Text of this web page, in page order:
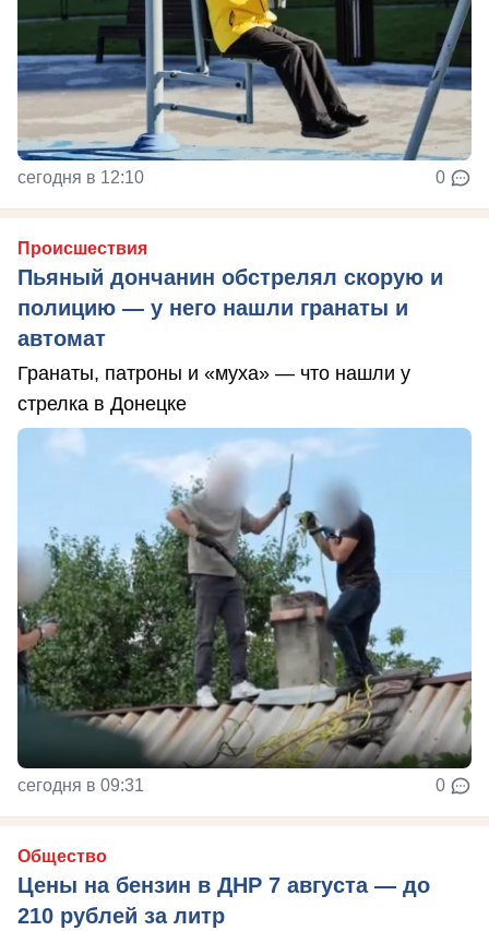
сегодня в 12:10 0
Происшествия
Пьяный дончанин обстрелял скорую и
полицию — у него нашли гранаты и
автомат
Гранаты, патроны и «муха» — что нашли у
стрелка в Донецке
сегодня в 09:31 0
Общество
Цены на бензин в ДНР 7 августа — до
210 рублей за литр